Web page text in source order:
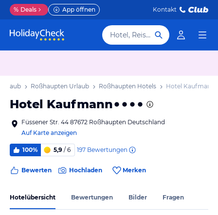
% Deals App öffnen Kontakt
Hotel, Reiseziel
Roßhaupten Urlaub Roßhaupten Hotels Hotel Kaufmann
Hotel Kaufmann
Füssener Str. 44 87672 Roßhaupten Deutschland
Auf Karte anzeigen
100% 5,9 / 6 197 Bewertungen
Bewerten Hochladen Merken
Hotelübersicht Bewertungen Bilder Fragen